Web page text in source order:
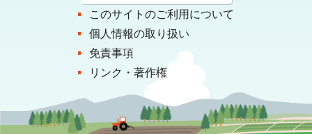
このサイトのご利用について
個人情報の取り扱い
免責事項
リンク・著作権